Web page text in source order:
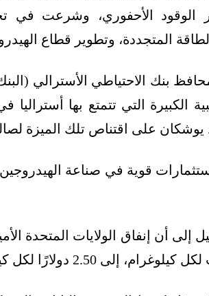
الوقود الأحفوري، وشرعت في
المتجددة، وتطوير قطاع
بنك الاحتياطي الأسترالي
الكبيرة التي تتمتع بها
على اقتناص تلك الميزة
قوية في صناعة الهيدروجين
إلى أن إنفاق الولايات المتحدة